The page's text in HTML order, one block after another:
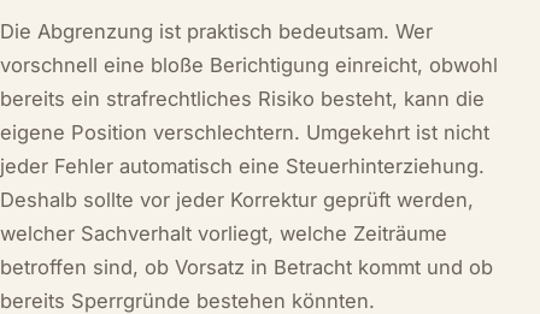
Die Abgrenzung ist praktisch bedeutsam. Wer
vorschnell eine bloße Berichtigung einreicht, obwohl
bereits ein strafrechtliches Risiko besteht, kann die
eigene Position verschlechtern. Umgekehrt ist nicht
jeder Fehler automatisch eine Steuerhinterziehung.
Deshalb sollte vor jeder Korrektur geprüft werden,
welcher Sachverhalt vorliegt, welche Zeiträume
betroffen sind, ob Vorsatz in Betracht kommt und ob
bereits Sperrgründe bestehen könnten.